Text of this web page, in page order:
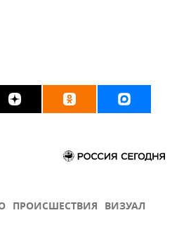
ПРОИСШЕСТВИЯ ВИЗУАЛ